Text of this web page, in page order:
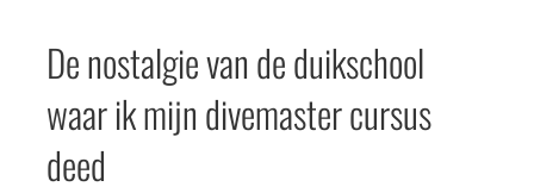
De nostalgie van de duikschool
waar ik mijn divemaster cursus
deed